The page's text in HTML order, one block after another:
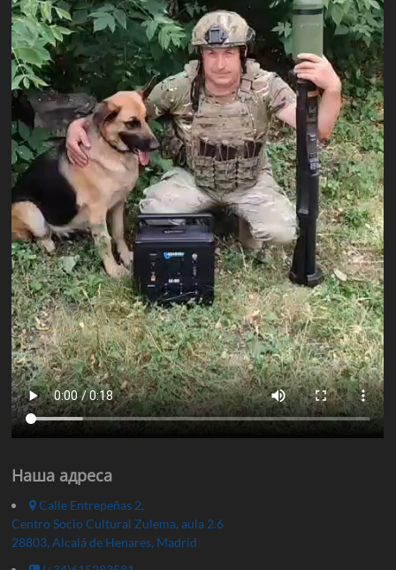
Наша адреса
Calle Entrepeñas 2,
Centro Socio Cultural Zulema, aula 2.6
28803, Alcalá de Henares, Madrid